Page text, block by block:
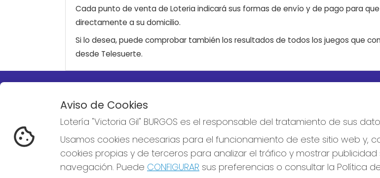
Cada punto de venta de Loteria indicará sus formas de envío y de pago para
directamente a su domicilio.
Si lo desea, puede comprobar también los resultados de todos los juegos que
desde Telesuerte.
LOTERÍA "VICTORIA GIL"
BURGOS
¿Quiénes somos?
Resultados
Contacto
Boletos digitales
Nº10
947487318
Clica aquí
668647944
Aviso de Cookies
Lotería "Victoria Gil" BURGOS es el responsable del tratamiento de sus
Usamos cookies necesarias para el funcionamiento de este sitio web y,
cookies propias y de terceros para analizar el tráfico y mostrar
navegación. Puede CONFIGURAR sus preferencias o consultar la Política